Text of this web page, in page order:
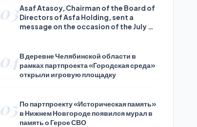
03Asaf Atasoy, Chairman of the Board of
Directors of Asfa Holding, sent a
message on the occasion of the July 24
04В деревне Челябинской области в
рамках партпроекта «Городская среда»
открыли игровую площадку
05 По партпроекту «Историческая память»
в Нижнем Новгороде появился мурал в
память о Герое СВО